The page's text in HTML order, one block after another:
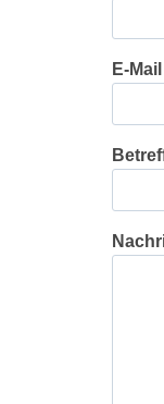
E-Mail